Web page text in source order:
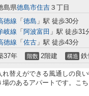
島県徳島市住吉 ３丁目
徳線 「 徳島 」駅 徒歩30分
岐線 「 阿波富田 」駅 徒歩31
徳線 「 佐古 」駅 徒歩43分
37年 階数 2階建 構造 鉄
れ替えができる風通しの良
場のあるアパートです。こ